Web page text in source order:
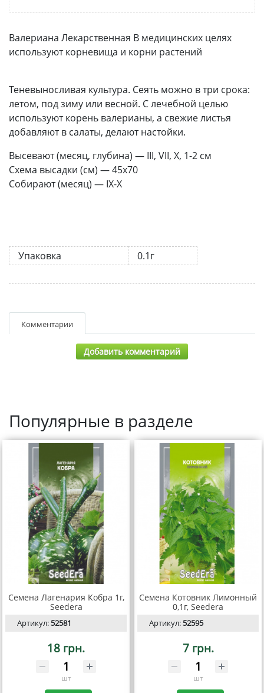
Валериана Лекарственная В медицинских целях
используют корневища и корни растений
Теневыносливая культура. Сеять можно в три срока:
летом, под зиму или весной. С лечебной целью
используют корень валерианы, а свежие листья
добавляют в салаты, делают настойки.
Высевают (месяц, глубина) — III, VII, X, 1-2 см
Схема высадки (см) — 45х70
Собирают (месяц) — IХ-Х
Упаковка 0.1г
Комментарии
Добавить комментарий
Популярные в разделе
Семена Лагенария Кобра 1г,
Seedera
Артикул:52581
18 грн.
шт
Семена Котовник Лимонный
0,1г, Seedera
Артикул:52595
7 грн.
шт